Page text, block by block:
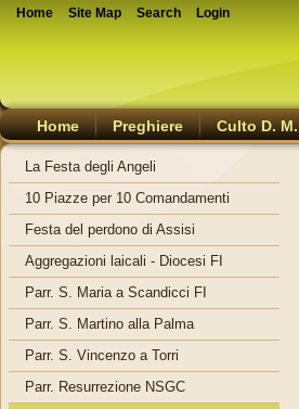
Home Preghiere Culto D. M.
La Festa degli Angeli
10 Piazze per 10 Comandamenti
Festa del perdono di Assisi
Aggregazioni laicali - Diocesi FI
Parr. S. Maria a Scandicci FI
Parr. S. Martino alla Palma
Parr. S. Vincenzo a Torri
Parr. Resurrezione NSGC
Home Site Map Search Login